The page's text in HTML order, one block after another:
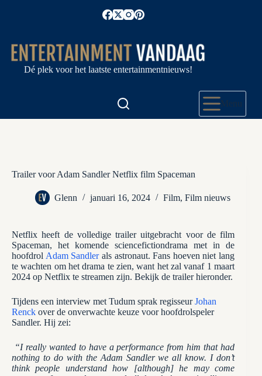
Dé plek voor het laatste entertainmentnieuws!
Menu
Trailer voor Adam Sandler Netflix film Spaceman
Glenn januari 16, 2024 Film, Film nieuws
Netflix heeft de volledige trailer uitgebracht voor de film
Spaceman, het komende sciencefictiondrama met in de
hoofdrol Adam Sandlerals astronaut. Fans hoeven niet lang
te wachten om het drama te zien, want het zal vanaf 1 maart
2024 op Netflix te streamen zijn. Bekijk de trailer hieronder.
Tijdens een interview met Tudum sprak regisseurJohan
Renck over de onverwachte keuze voor hoofdrolspeler
Sandler. Hij zei:
“I really wanted to have a performance from him that had
nothing to do with the Adam Sandler we all know. I don’t
think people understand how [although] he may come